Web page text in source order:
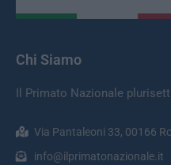
Chi Siamo
Il Primato Nazionale
Via Pantaleoni 33, 00166
info@ilprimatonazionale.it